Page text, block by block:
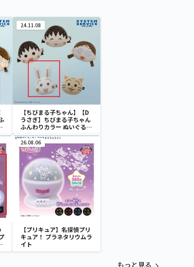
24.11.08
【ちびまる子ちゃん】【D
うさぎ】ちびまる子ちゃん
ふんわりカラー ぬいぐるみ
クリップ
26.08.06
【プリキュア】名探偵プリ
キュア！ プラネタリウムラ
イト
もっと見る